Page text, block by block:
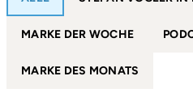
MARKE DER WOCHE
MARKE DES MONATS